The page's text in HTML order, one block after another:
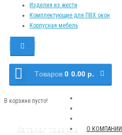
Изделия из жести
Комплектующие для ПВХ окон
Корпусная мебель
Tоваров 0 0.00 р.
В корзине пусто!
Каталог товаров
О КОМПАНИИ